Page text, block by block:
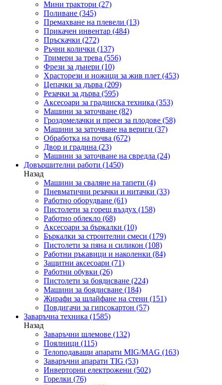
Мини трактори (27)
Поливане (345)
Премахване на плевели (13)
Прикачен инвентар (484)
Пръскачки (272)
Ръчни колички (137)
Тримери за трева (556)
Фрези за дънери (10)
Храсторези и ножици за жив плет (453)
Цепачки за дърва (209)
Резачки за дърва (595)
Аксесоари за градинска техника (353)
Машини за заточване (82)
Гроздомелачки и преси за плодове (58)
Машини за заточване на вериги (37)
Обработка на почва (672)
Двор и градина (23)
Машини за заточване на свредла (24)
Довършителни работи (1450)
Назад
Машини за сваляне на тапети (4)
Пневматични резачки и нитачки (33)
Работно оборудване (61)
Пистолети за горещ въздух (158)
Работно облекло (68)
Аксесоари за бъркалки (10)
Бъркалки за строителни смеси (179)
Пистолети за пяна и силикон (108)
Работни ръкавици и наколенки (84)
Защитни аксесоари (71)
Работни обувки (26)
Пистолети за боядисване (224)
Машини за боядисване (184)
Жирафи за шлайфане на стени (151)
Повдигачи за гипсокартон (57)
Заваръчна техника (1585)
Назад
Заваръчни шлемове (132)
Поялници (115)
Телоподаващи апарати MIG/MAG (163)
Заваръчни апарати TIG (53)
Инверторни електрожени (502)
Горелки (76)